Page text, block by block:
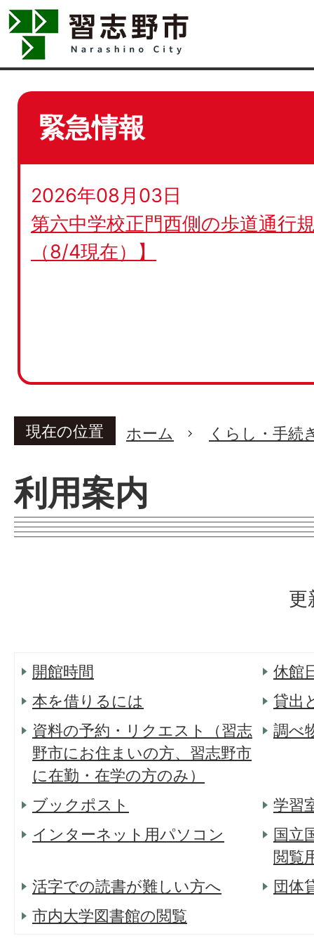
緊急情報
2026年08月03日
第六中学校正門西側の歩道通行
（8/4現在）】
現在の位置 ホーム くらし・手続
利用案内
更
開館時間
休館
本を借りるには
貸出
資料の予約・リクエスト（習志
野市にお住まいの方、習志野市
に在勤・在学の方のみ）
調べ
ブックポスト
学習
インターネット用パソコン
国立
閲覧
活字での読書が難しい方へ
団体
市内大学図書館の閲覧